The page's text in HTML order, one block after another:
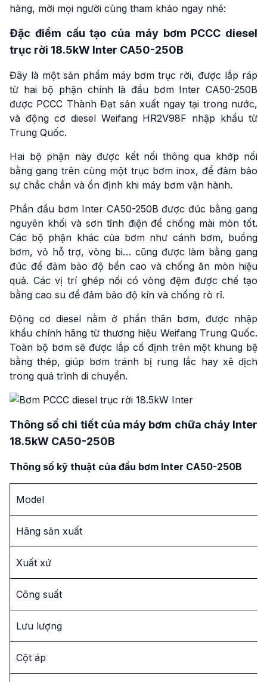
hàng, mời mọi người cùng tham khảo ngay nhé:
Đặc điểm cấu tạo của máy bơm PCCC diesel
trục rời 18.5kW Inter CA50-250B
Đây là một sản phẩm máy bơm trục rời, được lắp ráp
từ hai bộ phận chính là đầu bơm Inter CA50-250B
được PCCC Thành Đạt sản xuất ngay tại trong nước,
và động cơ diesel Weifang HR2V98F nhập khẩu từ
Trung Quốc.
Hai bộ phận này được kết nối thông qua khớp nối
bằng gang trên cùng một trục bơm inox, để đảm bảo
sự chắc chắn và ổn định khi máy bơm vận hành.
Phần đầu bơm Inter CA50-250B được đúc bằng gang
nguyên khối và sơn tĩnh điện để chống mài mòn tốt.
Các bộ phận khác của bơm như cánh bơm, buồng
bơm, vỏ hỗ trợ, vòng bi… cũng được làm bằng gang
đúc để đảm bảo độ bền cao và chống ăn mòn hiệu
quả. Các vị trí ghép nối có vòng đệm được chế tạo
bằng cao su để đảm bảo độ kín và chống rò rỉ.
Động cơ diesel nằm ở phần thân bơm, được nhập
khẩu chính hãng từ thương hiệu Weifang Trung Quốc.
Toàn bộ bơm sẽ được lắp cố định trên một khung bệ
bằng thép, giúp bơm tránh bị rung lắc hay xê dịch
trong quá trình di chuyển.
Thông số chi tiết của máy bơm chữa cháy Inter
18.5kW CA50-250B
Thông số kỹ thuật của đầu bơm Inter CA50-250B
Model
Hãng sản xuất
Xuất xứ
Công suất
Lưu lượng
Cột áp